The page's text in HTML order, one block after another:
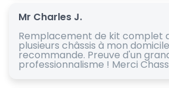
Mr Charles J.
Remplacement de kit complet
plusieurs châssis à mon
recommande. Preuve d'un
professionnalisme ! Merci